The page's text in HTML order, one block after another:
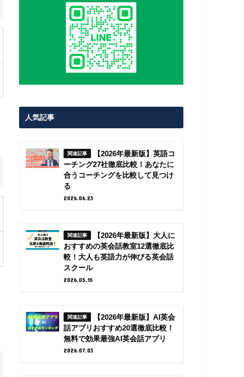
人気記事
【2026年最新版】英語コ
ーチング27社徹底比較！あなたに
合うコーチングを比較して見つけ
る
2026.06.23
【2026年最新版】大人に
おすすめの英会話教室12選徹底比
較！大人も英語力が伸びる英会話
スクール
2026.05.15
【2026年最新版】AI英会
話アプリおすすめ20選徹底比較！
無料で効果最強AI英会話アプリ
2026.07.03